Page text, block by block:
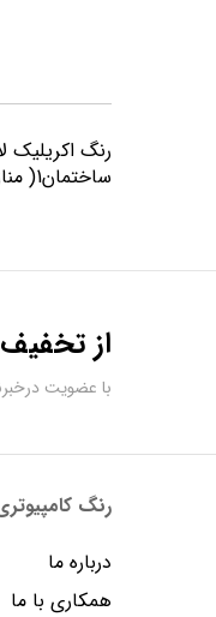
رنگ اكريليك
ساختمان1( منازل مسكوني ، بيمارستان ، مهدكودك ، اتاق خواب و كليه اماكني كه از لحاظ بهداشتي از حساسيت بيشتري برخوردارند) مورد استفاده قرار می گیرد.
از
با عضویت درخبرنامه،
رنگ
درباره ما
همکاری با ما